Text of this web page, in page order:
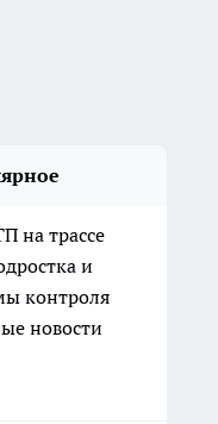
на трассе
и
контроля
новости